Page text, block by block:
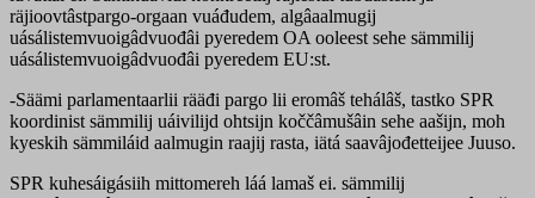
räjioovtâstpargo-orgaan vuáđudem, algâaalmugij
uásálistemvuoigâdvuođâi pyeredem OA ooleest sehe sämmilij
uásálistemvuoigâdvuođâi pyeredem EU:st.
-Säämi parlamentaarlii rääđi pargo lii eromâš tehálâš, tastko SPR
koordinist sämmilij uáivilijd ohtsijn koččâmušâin sehe aašijn, moh
kyeskih sämmiláid aalmugin raajij rasta, iätá saavâjođetteijee Juuso.
SPR kuhesáigásiih mittomereh láá lamaš ei. sämmilij